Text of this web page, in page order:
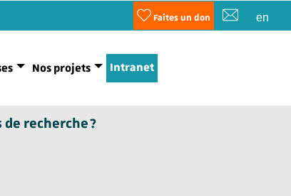
Faites un don en
Nos projets Intranet
recherche ?